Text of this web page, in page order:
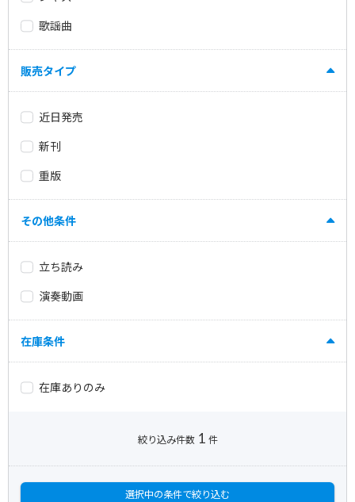
歌謡曲
販売タイプ
近日発売
新刊
重版
その他条件
立ち読み
演奏動画
在庫条件
在庫ありのみ
絞り込み件数 1 件
選択中の条件で絞り込む